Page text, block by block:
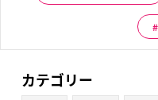
カテゴリー